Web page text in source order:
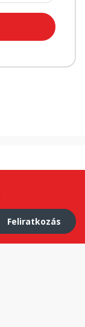
Feliratkozás